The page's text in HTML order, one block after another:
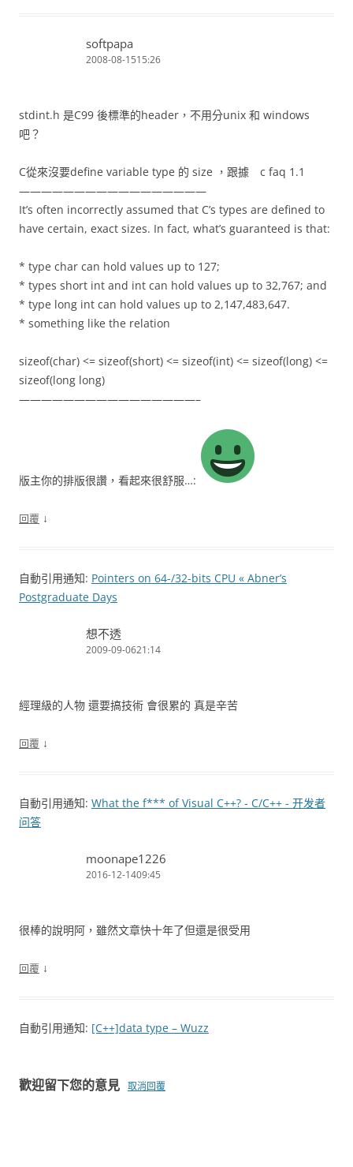
softpapa
2008-08-1515:26
stdint.h 是C99 後標準的header，不用分unix 和 windows
吧？
C從來沒要define variable type 的 size ，跟據 c faq 1.1
—————————————————
It’s often incorrectly assumed that C’s types are defined to
have certain, exact sizes. In fact, what’s guaranteed is that:
* type char can hold values up to 127;
* types short int and int can hold values up to 32,767; and
* type long int can hold values up to 2,147,483,647.
* something like the relation
sizeof(char) <= sizeof(short) <= sizeof(int) <= sizeof(long) <=
sizeof(long long)
————————————————–
版主你的排版很讚，看起來很舒服…:
回覆 ↓
自動引用通知: Pointers on 64-/32-bits CPU « Abner’s
Postgraduate Days
想不透
2009-09-0621:14
經理級的人物 還要搞技術 會很累的 真是辛苦
回覆 ↓
自動引用通知: What the f*** of Visual C++? - C/C++ - 开发者
问答
moonape1226
2016-12-1409:45
很棒的說明阿，雖然文章快十年了但還是很受用
回覆 ↓
自動引用通知: [C++]data type – Wuzz
歡迎留下您的意見 取消回覆